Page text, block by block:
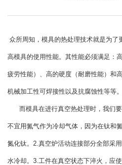
众所周知，模具的热处理技术就是为了
高模具的使用性能。其性能必须满足：
疲劳性能）、高的硬度（耐磨性能）和
机械加工性可焊接性以及抗腐蚀性等等。
而模具在进行真空热处理时，我们要
不宜用氮气作为冷却气体，因为在钛和
氮化钛。2.真空炉活动连接部分全部采
水冷却。3.工件在真空状态下淬火，应